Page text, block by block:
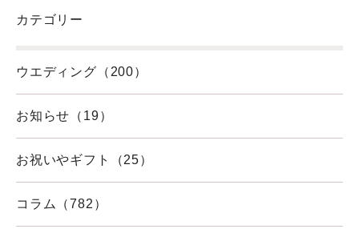
カテゴリー
ウエディング（200）
お知らせ（19）
お祝いやギフト（25）
コラム（782）